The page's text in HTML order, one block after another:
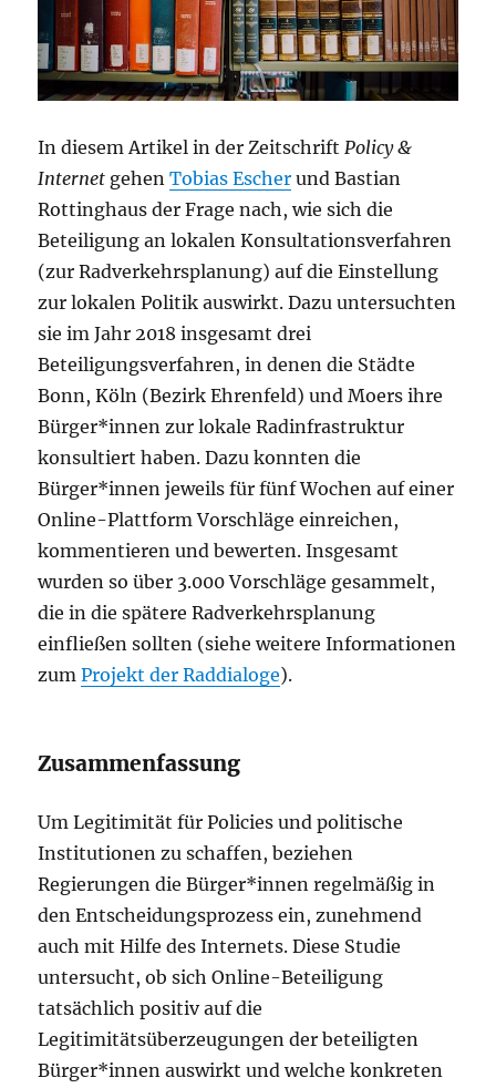
In diesem Artikel in der Zeitschrift Policy &
Internet gehenTobias Escher und Bastian
Rottinghaus der Frage nach, wie sich die
Beteiligung an lokalen Konsultationsverfahren
(zur Radverkehrsplanung) auf die Einstellung
zur lokalen Politik auswirkt. Dazu untersuchten
sie im Jahr 2018 insgesamt drei
Beteiligungsverfahren, in denen die Städte
Bonn, Köln (Bezirk Ehrenfeld) und Moers ihre
Bürger*innen zur lokale Radinfrastruktur
konsultiert haben. Dazu konnten die
Bürger*innen jeweils für fünf Wochen auf einer
Online-Plattform Vorschläge einreichen,
kommentieren und bewerten. Insgesamt
wurden so über 3.000 Vorschläge gesammelt,
die in die spätere Radverkehrsplanung
einfließen sollten (siehe weitere Informationen
zumProjekt der Raddialoge).
Zusammenfassung
Um Legitimität für Policies und politische
Institutionen zu schaffen, beziehen
Regierungen die Bürger*innen regelmäßig in
den Entscheidungsprozess ein, zunehmend
auch mit Hilfe des Internets. Diese Studie
untersucht, ob sich Online-Beteiligung
tatsächlich positiv auf die
Legitimitätsüberzeugungen der beteiligten
Bürger*innen auswirkt und welche konkreten